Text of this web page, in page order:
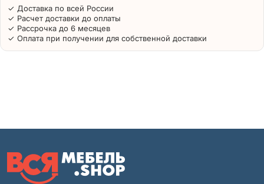
✓ Доставка по всей России
✓ Расчет доставки до оплаты
✓ Рассрочка до 6 месяцев
✓ Оплата при получении для собственной доставки